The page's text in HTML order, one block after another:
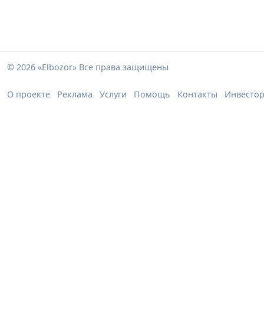
© 2026 «Elbozor» Все права защищены
О проекте Реклама Услуги Помощь Контакты